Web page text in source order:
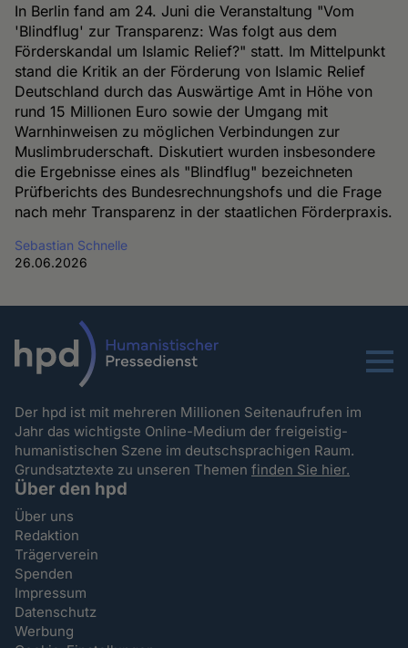
In Berlin fand am 24. Juni die Veranstaltung "Vom
'Blindflug' zur Transparenz: Was folgt aus dem
Förderskandal um Islamic Relief?" statt. Im Mittelpunkt
stand die Kritik an der Förderung von Islamic Relief
Deutschland durch das Auswärtige Amt in Höhe von
rund 15 Millionen Euro sowie der Umgang mit
Warnhinweisen zu möglichen Verbindungen zur
Muslimbruderschaft. Diskutiert wurden insbesondere
die Ergebnisse eines als "Blindflug" bezeichneten
Prüfberichts des Bundesrechnungshofs und die Frage
nach mehr Transparenz in der staatlichen Förderpraxis.
Sebastian Schnelle
26.06.2026
Menu
Der hpd ist mit mehreren Millionen Seitenaufrufen im
Jahr das wichtigste Online-Medium der freigeistig-
humanistischen Szene im deutschsprachigen Raum.
Grundsatztexte zu unseren Themenfinden Sie hier.
Über den hpd
Über uns
Redaktion
Trägerverein
Spenden
Impressum
Datenschutz
Werbung